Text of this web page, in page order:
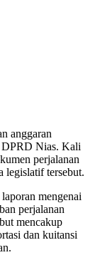
anggaran
DPRD Nias. Kali
perjalanan
legislatif tersebut.
mengenai
perjalanan
mencakup
dan kuitansi